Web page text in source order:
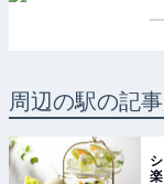
周辺の駅の記事